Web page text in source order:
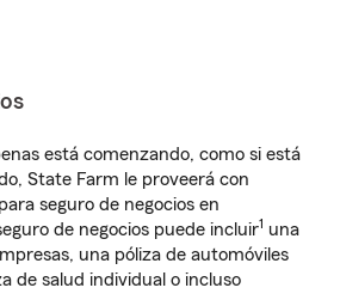
está comenzando, como si está
State Farm le proveerá con
seguro de negocios en
de negocios puede incluir1 una
una póliza de automóviles
de salud individual o incluso